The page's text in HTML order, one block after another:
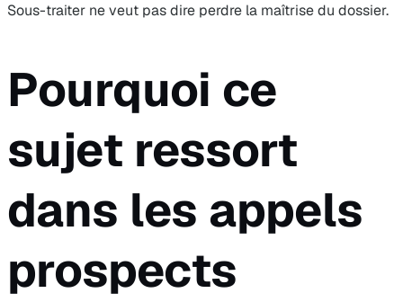
Sous-traiter ne veut pas dire perdre la maîtrise du dossier.
Pourquoi ce
sujet ressort
dans les appels
prospects